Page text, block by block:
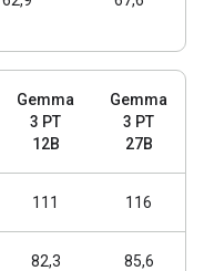
Gemma
3 PT
12B
Gemma
3 PT
27B
111 116
82,3 85,6